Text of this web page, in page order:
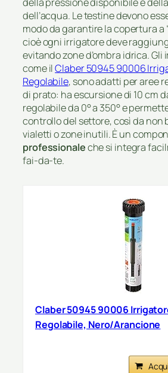
dell’acqua. Le testine devono
modo da garantire la copertura a
cioè ogni irrigatore deve
evitando zone d’ombra idrica.
come ilClaber 50945 90006
Regolabile, sono adatti per aree
di prato: ha escursione di 10 cm
regolabile da 0° a 350° e
controllo del settore, così da non
vialetti o zone inutili. È un
professionaleche si integra
fai-da-te.
Claber 50945 90006
Regolabile, Nero/Arancione